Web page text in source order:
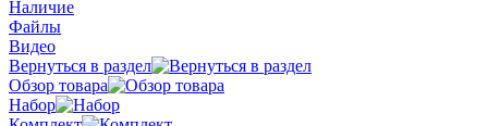
Наличие
Файлы
Видео
Вернуться в раздел
Обзор товара
Набор